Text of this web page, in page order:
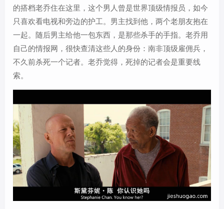
的搭档老乔住在这里，这个男人曾是世界顶级情报员，如今
只喜欢看电视和旁边的护工。男主找到他，两个老朋友抱在
一起。随后男主给他一包东西，是那些杀手的手指。老乔用
自己的情报网，很快查清这些人的身份：南非顶级雇佣兵，
不久前杀死一个记者。老乔觉得，死掉的记者会是重要线
索。